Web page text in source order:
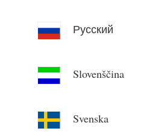
Русский
Slovenščina
Svenska